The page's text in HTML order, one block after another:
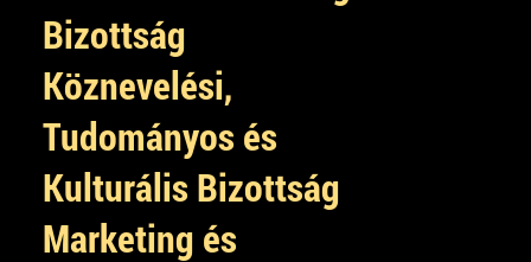
Bizottság
Köznevelési,
Tudományos és
Kulturális Bizottság
Marketing és